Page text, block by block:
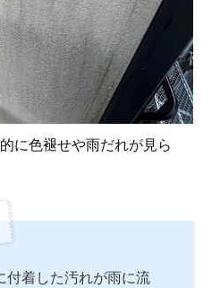
に色褪せや雨だれが見ら
付着した汚れが雨に流